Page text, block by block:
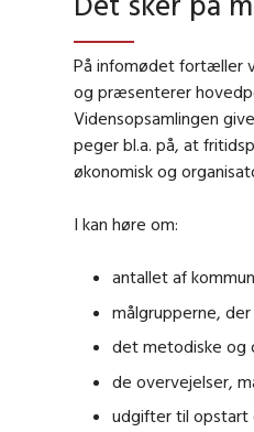
På infomødet fortæller
og præsenterer
Vidensopsamlingen
peger bl.a. på, at
økonomisk og
I kan høre om:
antallet af
målgrupperne,
det metodiske og
de overvejelser,
udgifter til opstart